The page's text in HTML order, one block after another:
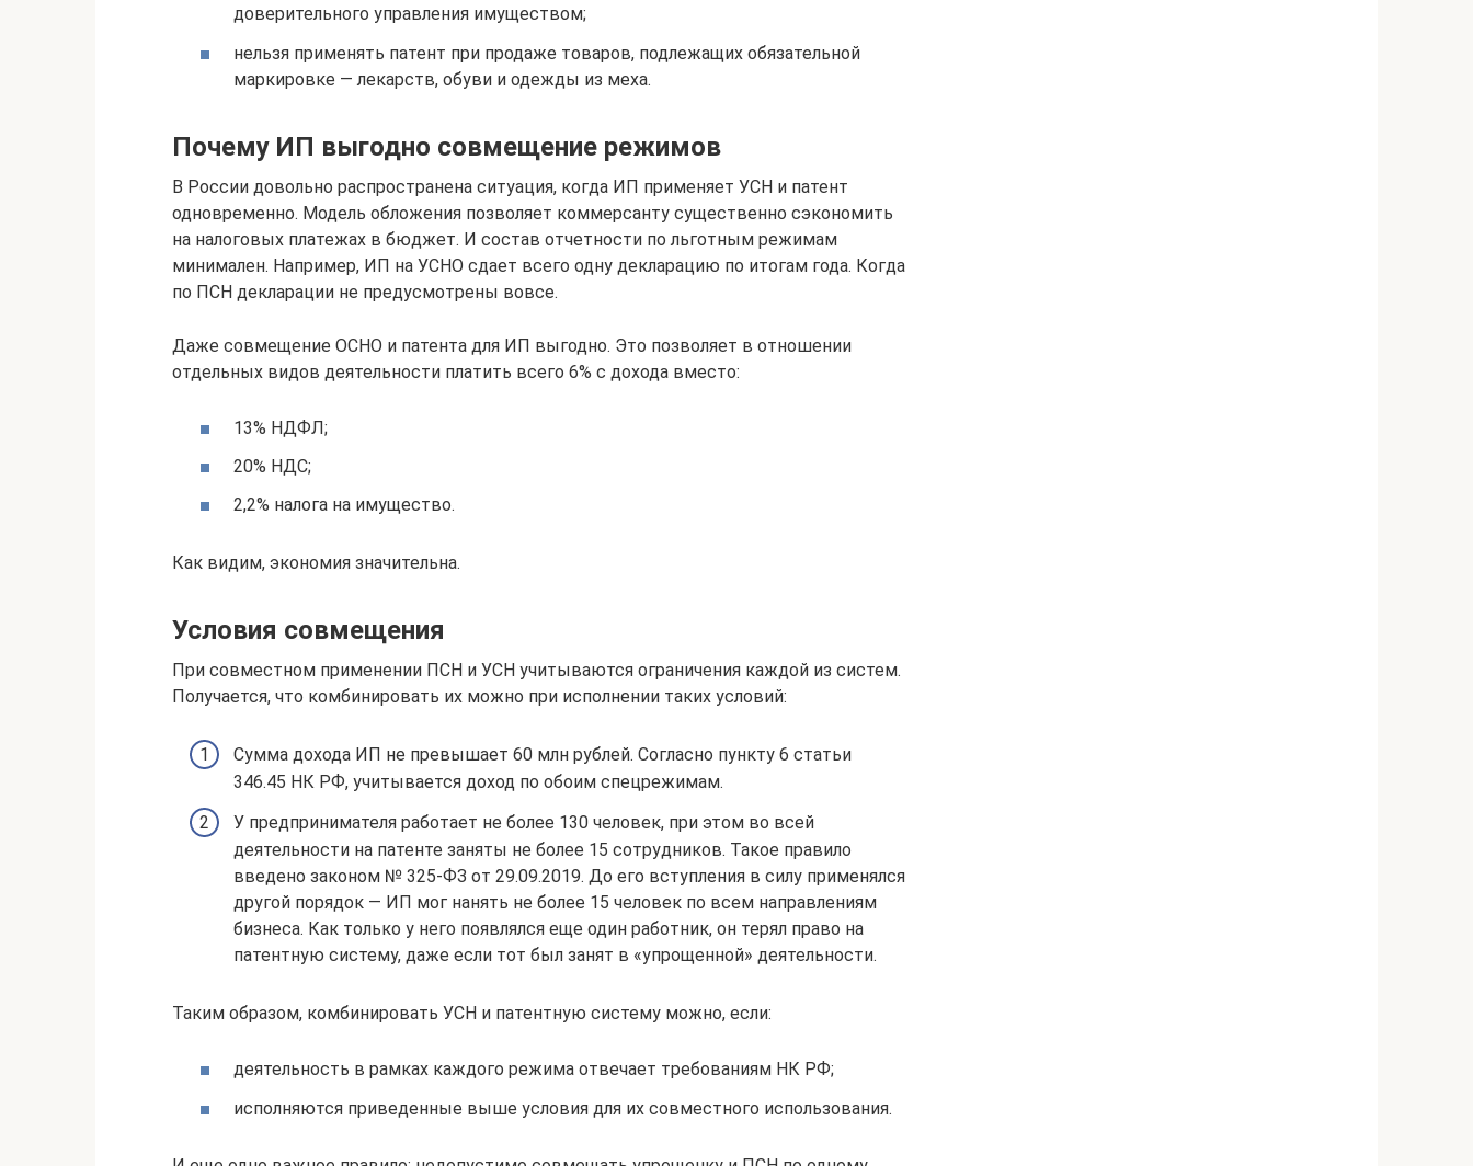
доверительного управления имуществом;
нельзя применять патент при продаже товаров, подлежащих обязательной
маркировке — лекарств, обуви и одежды из меха.
Почему ИП выгодно совмещение режимов
В России довольно распространена ситуация, когда ИП применяет УСН и патент
одновременно. Модель обложения позволяет коммерсанту существенно сэкономить
на налоговых платежах в бюджет. И состав отчетности по льготным режимам
минимален. Например, ИП на УСНО сдает всего одну декларацию по итогам года. Когда
по ПСН декларации не предусмотрены вовсе.
Даже совмещение ОСНО и патента для ИП выгодно. Это позволяет в отношении
отдельных видов деятельности платить всего 6% с дохода вместо:
13% НДФЛ;
20% НДС;
2,2% налога на имущество.
Как видим, экономия значительна.
Условия совмещения
При совместном применении ПСН и УСН учитываются ограничения каждой из систем.
Получается, что комбинировать их можно при исполнении таких условий:
Сумма дохода ИП не превышает 60 млн рублей. Согласно пункту 6 статьи
346.45 НК РФ, учитывается доход по обоим спецрежимам.
У предпринимателя работает не более 130 человек, при этом во всей
деятельности на патенте заняты не более 15 сотрудников. Такое правило
введено законом № 325-ФЗ от 29.09.2019. До его вступления в силу применялся
другой порядок — ИП мог нанять не более 15 человек по всем направлениям
бизнеса. Как только у него появлялся еще один работник, он терял право на
патентную систему, даже если тот был занят в «упрощенной» деятельности.
Таким образом, комбинировать УСН и патентную систему можно, если:
деятельность в рамках каждого режима отвечает требованиям НК РФ;
исполняются приведенные выше условия для их совместного использования.